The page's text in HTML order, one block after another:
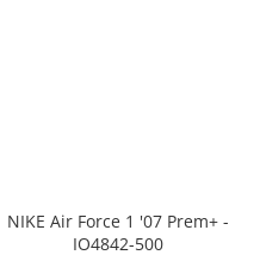
NIKE Air Force 1 '07 Prem+ -
IO4842-500